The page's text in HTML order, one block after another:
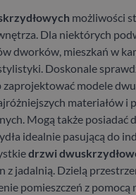
możliwości
Dla niektórych
dworków, mieszkań w
Doskonale
modele
materiałów i
Mogą także posiadać
idealnie pasującą
drzwi
z jadalnią. Dzielą
pomieszczeń z